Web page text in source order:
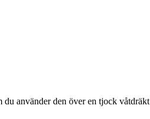
använder den över en tjock